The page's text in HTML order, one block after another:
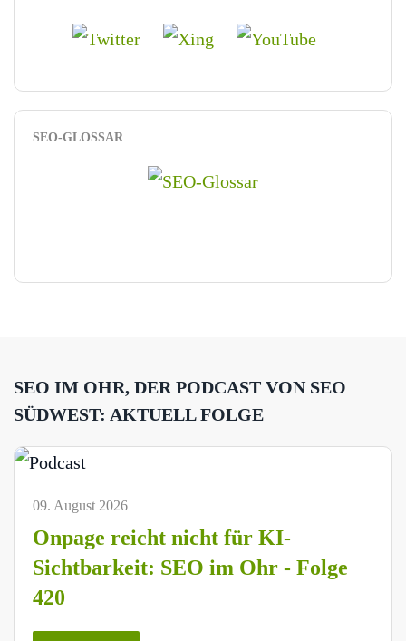
SEO-GLOSSAR
SEO IM OHR, DER PODCAST VON SEO
SÜDWEST: AKTUELL FOLGE
09. August 2026
Onpage reicht nicht für KI-
Sichtbarkeit: SEO im Ohr - Folge
420